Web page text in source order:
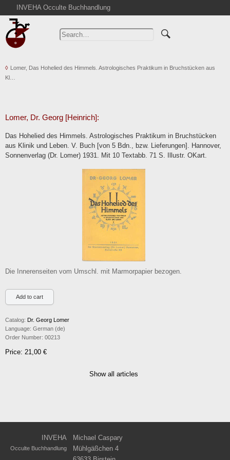
INVEHA Occulte Buchhandlung
Home
Advanced Search
Cart
Abbreviations
Contact
Terms
Lomer, Das Hohelied des Himmels. Astrologisches Praktikum in Bruchstücken aus
Kl…
Lomer, Dr. Georg [Heinrich]:
Das Hohelied des Himmels. Astrologisches Praktikum in Bruchstücken
aus Klinik und Leben. V. Buch [von 5 Bdn., bzw. Lieferungen]. Hannover,
Sonnenverlag (Dr. Lomer) 1931. Mit 10 Textabb. 71 S. Illustr. OKart.
Die Innerenseiten vom Umschl. mit Marmorpapier bezogen.
Catalog: Dr. Georg Lomer
Language: German (de)
Order Number: 00213
Price: 21,00 €
Show all articles
INVEHA Michael Caspary
Occulte Buchhandlung
Mühlgäßchen 4